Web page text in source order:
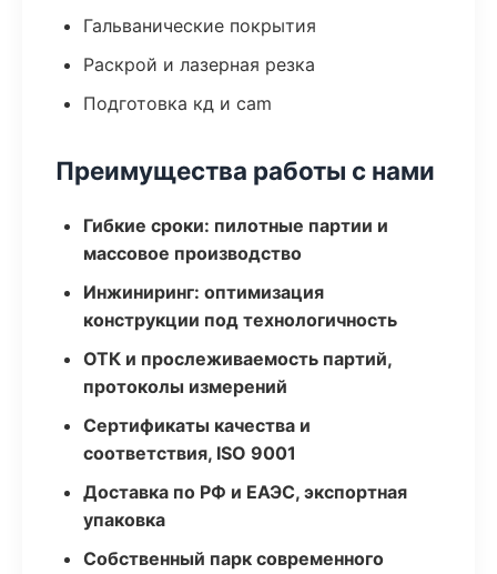
Гальванические покрытия
Раскрой и лазерная резка
Подготовка кд и cam
Преимущества работы с нами
Гибкие сроки: пилотные партии и
массовое производство
Инжиниринг: оптимизация
конструкции под технологичность
ОТК и прослеживаемость партий,
протоколы измерений
Сертификаты качества и
соответствия, ISO 9001
Доставка по РФ и ЕАЭС, экспортная
упаковка
Собственный парк современного